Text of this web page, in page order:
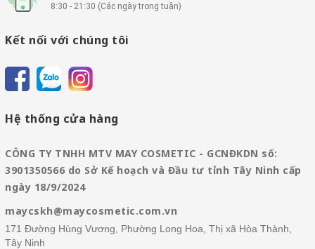
8:30 - 21:30 (Các ngày trong tuần)
Kết nối với chúng tôi
Hệ thống cửa hàng
CÔNG TY TNHH MTV MAY COSMETIC - GCNĐKDN số:
3901350566 do Sở Kế hoạch và Đầu tư tỉnh Tây Ninh cấp
ngày 18/9/2024
maycskh@maycosmetic.com.vn
171 Đường Hùng Vương, Phường Long Hoa, Thị xã Hòa Thành,
Tây Ninh